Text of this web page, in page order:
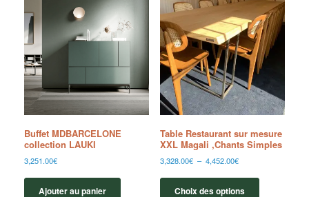
Buffet MDBARCELONE
collection LAUKI
3,251.00€
Ajouter au panier
Table Restaurant sur mesure
XXL Magali ,Chants Simples
3,328.00€ – 4,452.00€
Choix des options